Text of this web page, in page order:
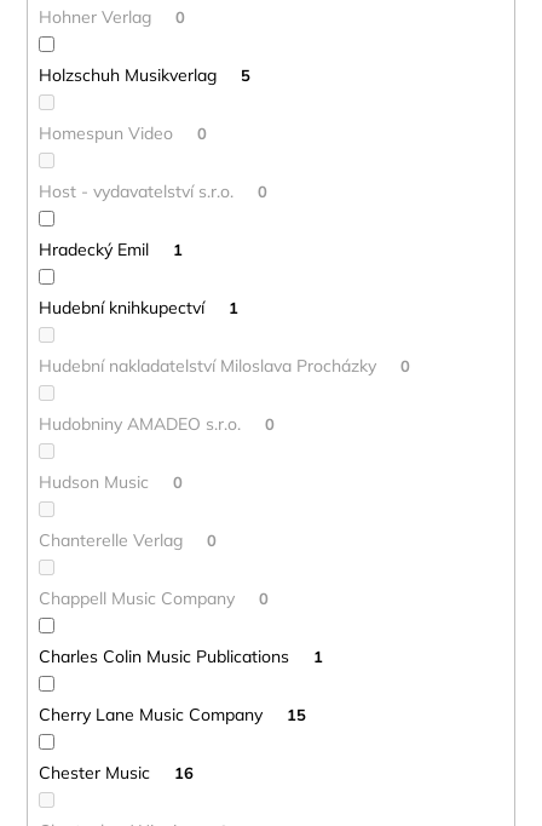
Hohner Verlag 0
Holzschuh Musikverlag 5
Homespun Video 0
Host - vydavatelství s.r.o. 0
Hradecký Emil 1
Hudební knihkupectví 1
Hudební nakladatelství Miloslava Procházky 0
Hudobniny AMADEO s.r.o. 0
Hudson Music 0
Chanterelle Verlag 0
Chappell Music Company 0
Charles Colin Music Publications 1
Cherry Lane Music Company 15
Chester Music 16